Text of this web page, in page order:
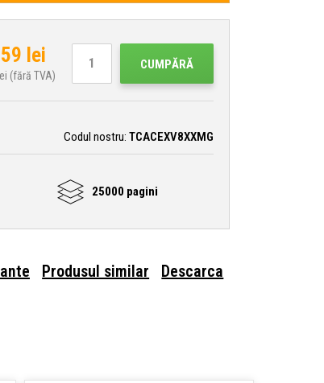
lei
lei (fără TVA)
CUMPĂRĂ
Codul nostru: TCACEXV8XXMG
25000 pagini
Produsul similar Descarca